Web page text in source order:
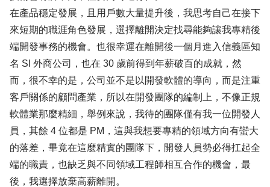
在產品穩定發展，且用戶數大量提升後，我思考自己在接下
來短期的職涯角色發展，選擇離開決定找尋能夠讓我專精後
端開發事務的機會。也很幸運在離開後一個月進入信義區知
名 SI 外商公司，也在 30 歲前得到年薪破百的成就，然
而，很不幸的是，公司並不是以開發軟體的導向，而是注重
客戶關係的顧問產業，所以在開發團隊的編制上，不像正規
軟體業那麼精細，舉例來說，我待的團隊僅有我一位開發人
員，其餘 4 位都是 PM，這與我想要專精的領域方向有蠻大
的落差，畢竟在這麼精實的團隊下，開發人員勢必得扛起全
端的職責，也缺乏與不同領域工程師相互合作的機會，最
後，我選擇放棄高薪離開。